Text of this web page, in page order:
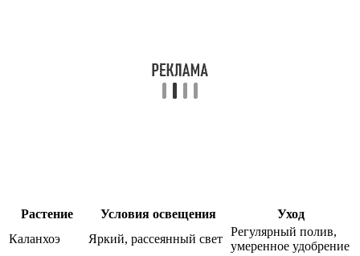
Растение Условия освещения
Уход
Каланхоэ
Яркий, рассеянный свет
Регулярный полив,
умеренное удобрение